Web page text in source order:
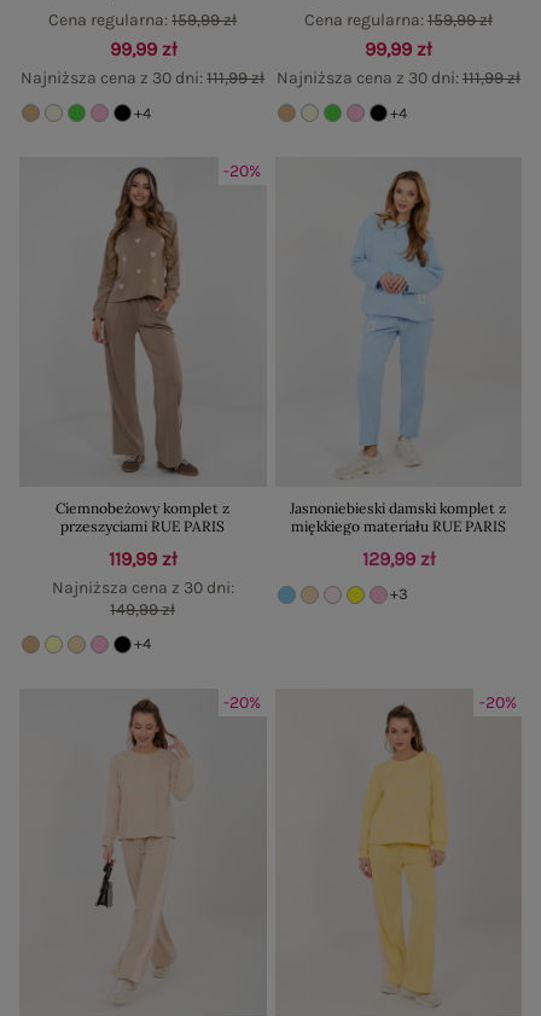
99,99 zł
Najniższa cena z 30 dni:111,99 zł
Cena regularna:159,99 zł
+4
99,99 zł
Najniższa cena z 30 dni:111,99 zł
Cena regularna:159,99 zł
+4
-20%
Ciemnobeżowy komplet z
przeszyciami RUE PARIS
119,99 zł
Najniższa cena z 30 dni:
149,99 zł
+4
Jasnoniebieski damski komplet z
miękkiego materiału RUE PARIS
129,99 zł
+3
-20% -20%